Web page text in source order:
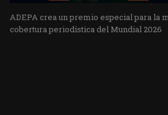
ADEPA crea un premio especial para la
cobertura periodística del Mundial 2026